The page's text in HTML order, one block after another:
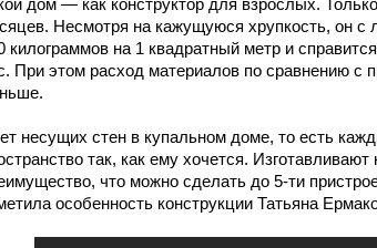
дом — как конструктор для взрослых.
Несмотря на кажущуюся хрупкость, он с
килограммов на 1 квадратный метр и
При этом расход материалов по сравнению с
несущих стен в купальном доме, то есть
так, как ему хочется.
что можно сделать до 5-ти
особенность конструкции Татьяна